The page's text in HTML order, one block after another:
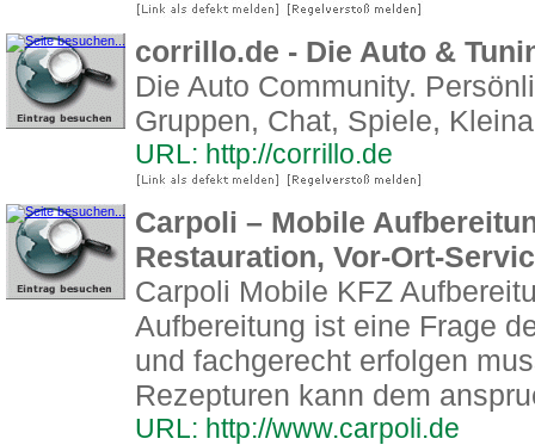
corrillo.de - Die Auto &
Die Auto Community.
Gruppen, Chat, Spiele,
URL: http://corrillo.de
Carpoli – Mobile
Restauration, Vor-Ort-
Carpoli Mobile KFZ
Aufbereitung ist eine Frage
und fachgerecht erfolgen
Rezepturen kann dem
URL: http://www.carpoli.de